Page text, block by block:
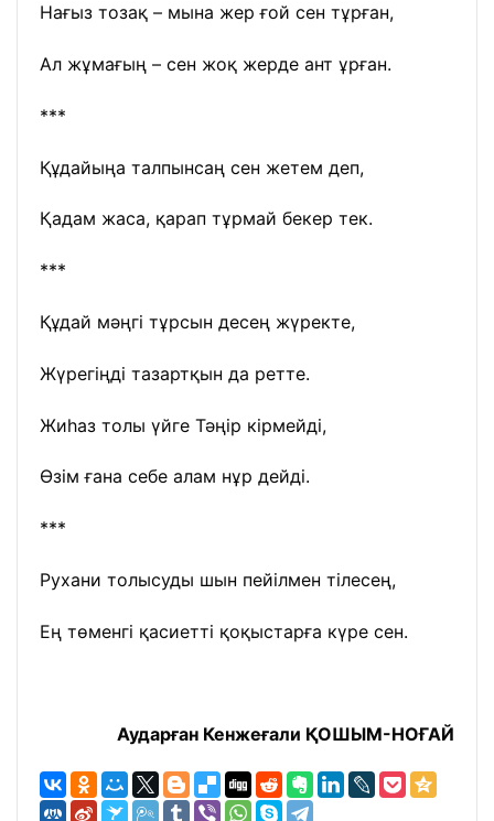
Нағыз тозақ – мына жер ғой сен тұрған,
Ал жұмағың – сен жоқ жерде ант ұрған.
***
Құдайыңа талпынсаң сен жетем деп,
Қадам жаса, қарап тұрмай бекер тек.
***
Құдай мәңгі тұрсын десең жүректе,
Жүрегіңді тазартқын да ретте.
Жиһаз толы үйге Тәңір кірмейді,
Өзім ғана себе алам нұр дейді.
***
Рухани толысуды шын пейілмен тілесең,
Ең төменгі қасиетті қоқыстарға күре сен.
Аударған Кенжеғали ҚОШЫМ-НОҒАЙ